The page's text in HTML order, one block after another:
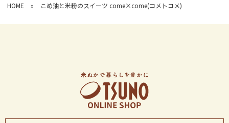
HOME » こめ油と米粉のスイーツ come×come(コメトコメ)